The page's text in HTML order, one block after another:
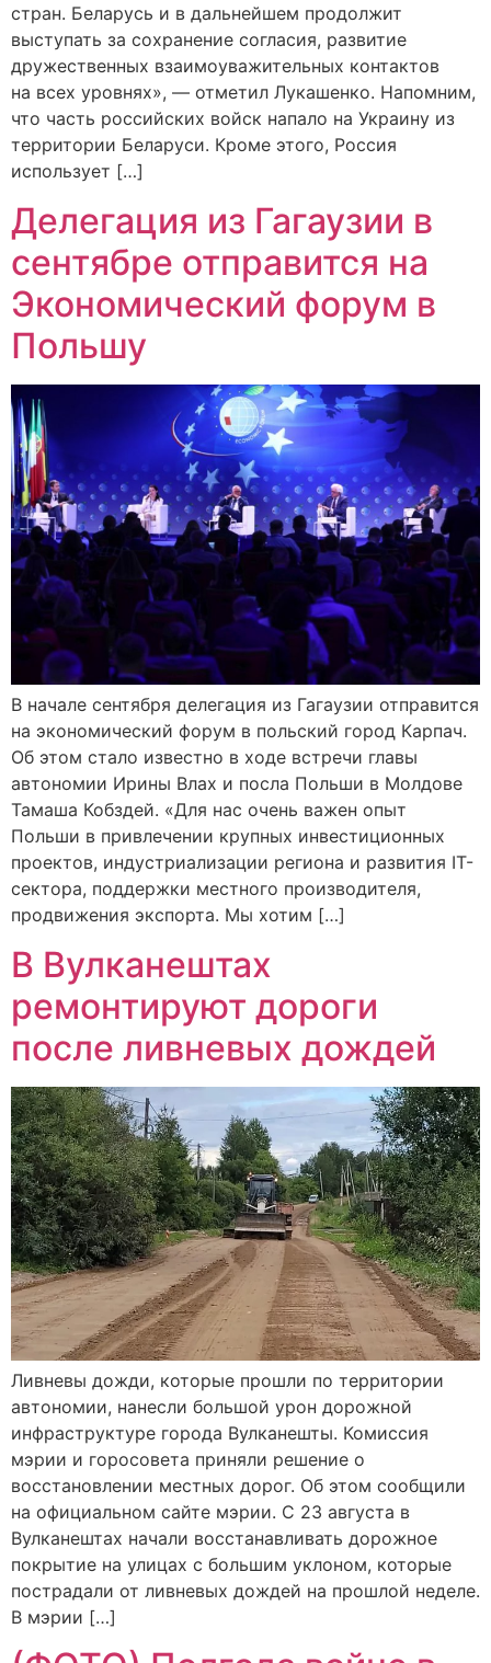
стран. Беларусь и в дальнейшем продолжит
выступать за сохранение согласия, развитие
дружественных взаимоуважительных контактов
на всех уровнях», — отметил Лукашенко. Напомним,
что часть российских войск напало на Украину из
территории Беларуси. Кроме этого, Россия
использует […]
Делегация из Гагаузии в
сентябре отправится на
Экономический форум в
Польшу
В начале сентября делегация из Гагаузии отправится
на экономический форум в польский город Карпач.
Об этом стало известно в ходе встречи главы
автономии Ирины Влах и посла Польши в Молдове
Тамаша Кобздей. «Для нас очень важен опыт
Польши в привлечении крупных инвестиционных
проектов, индустриализации региона и развития IT-
сектора, поддержки местного производителя,
продвижения экспорта. Мы хотим […]
В Вулканештах
ремонтируют дороги
после ливневых дождей
Ливневы дожди, которые прошли по территории
автономии, нанесли большой урон дорожной
инфраструктуре города Вулканешты. Комиссия
мэрии и горосовета приняли решение о
восстановлении местных дорог. Об этом сообщили
на официальном сайте мэрии. С 23 августа в
Вулканештах начали восстанавливать дорожное
покрытие на улицах с большим уклоном, которые
пострадали от ливневых дождей на прошлой неделе.
В мэрии […]